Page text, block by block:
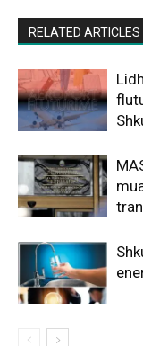
RELATED ARTICLES